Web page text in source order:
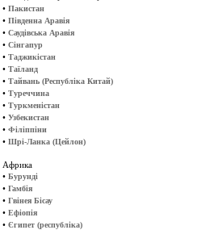
• Пакистан
• Південна Аравія
• Саудівська Аравія
• Сінгапур
• Таджикістан
• Таїланд
• Тайвань (Республіка Китай)
• Туреччина
• Туркменістан
• Узбекистан
• Філіппіни
• Шрі-Ланка (Цейлон)
Африка
• Бурунді
• Гамбія
• Гвінея Бісау
• Ефіопія
• Єгипет (республіка)